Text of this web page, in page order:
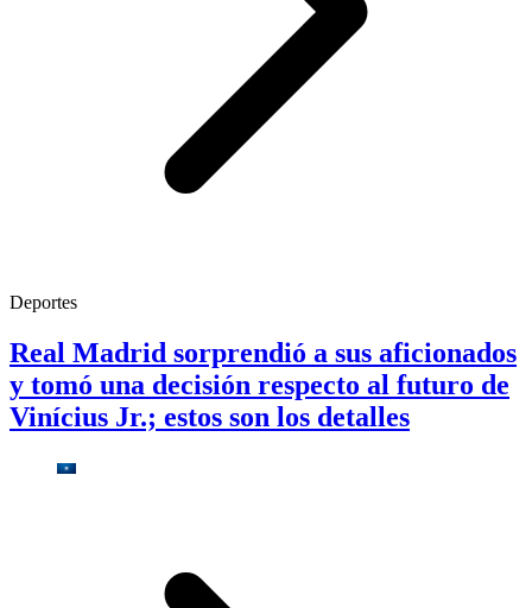
Deportes
Real Madrid sorprendió a sus aficionados
y tomó una decisión respecto al futuro de
Vinícius Jr.; estos son los detalles